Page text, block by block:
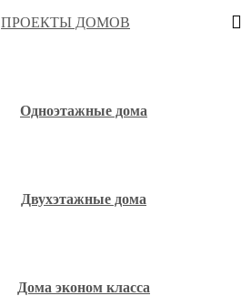
ПРОЕКТЫ ДОМОВ
Одноэтажные дома
Двухэтажные дома
Дома эконом класса